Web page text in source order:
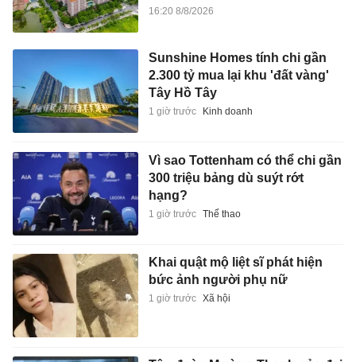
16:20 8/8/2026
Sunshine Homes tính chi gần
2.300 tỷ mua lại khu 'đất vàng'
Tây Hồ Tây
1 giờ trước Kinh doanh
Vì sao Tottenham có thể chi gần
300 triệu bảng dù suýt rớt
hạng?
1 giờ trước Thể thao
Khai quật mộ liệt sĩ phát hiện
bức ảnh người phụ nữ
1 giờ trước Xã hội